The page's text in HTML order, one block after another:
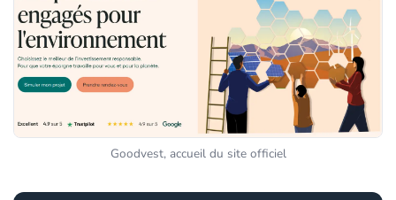
Goodvest, accueil du site officiel